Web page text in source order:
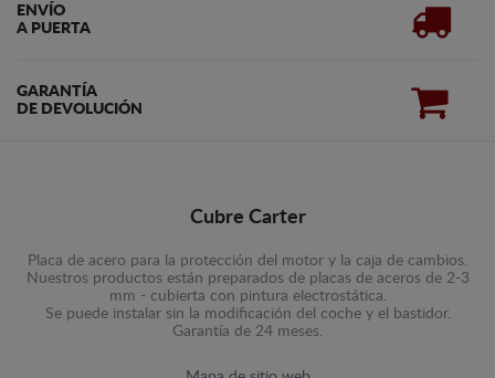
ENVÍO
A PUERTA
GARANTÍA
DE DEVOLUCIÓN
Cubre Carter
Placa de acero para la protección del motor y la caja de cambios.
Nuestros productos están preparados de placas de aceros de 2-3
mm - cubierta con pintura electrostática.
Se puede instalar sin la modificación del coche y el bastidor.
Garantía de 24 meses.